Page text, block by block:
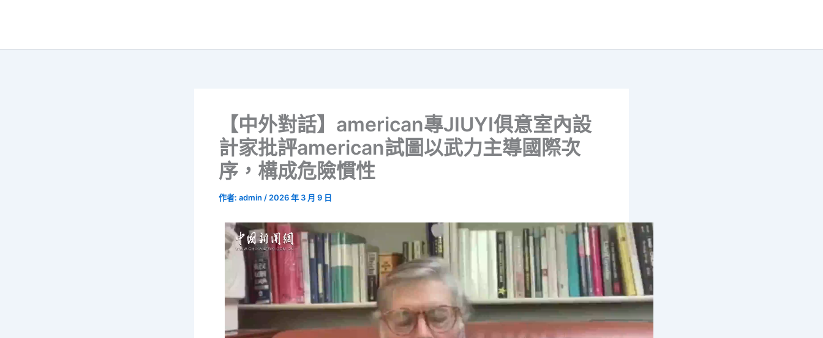
【中外對話】american專JIUYI俱意室內設
計家批評american試圖以武力主導國際次
序，構成危險慣性
作者: admin / 2026 年 3 月 9 日